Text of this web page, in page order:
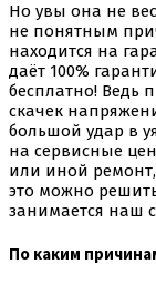
Но увы она не
не понятным
находится на
даёт 100%
бесплатно! Ведь
скачек
большой удар в
на сервисные
или иной ремонт,
это можно
занимается наш
По каким